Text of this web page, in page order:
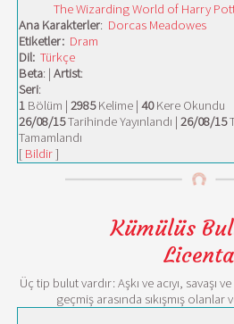
The Wizarding World of Harry
Ana Karakterler: Dorcas Meadowes
Etiketler: Dram
Dil: Türkçe
Beta: | Artist:
Seri:
1 Bölüm | 2985Kelime | 40Kere Okundu
26/08/15Tarihinde Yayınlandı | 26/08/15
Tamamlandı
[ Bildir]
Kümülüs
Licenta
Üç tip bulut vardır: Aşkı ve acıyı, savaşı
geçmiş arasında sıkışmış olanlar